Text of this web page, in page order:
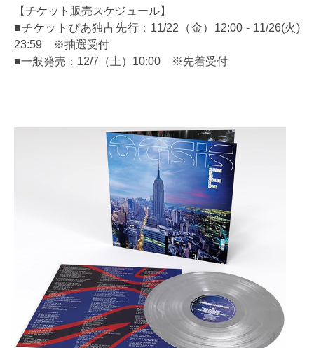
【チケット販売スケジュール】
■チケットぴあ独占先行：11/22（金）12:00 - 11/26(火)
23:59 ※抽選受付
■一般発売：12/7（土）10:00 ※先着受付